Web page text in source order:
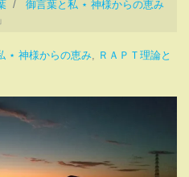
御言葉と私 ⋆ 神様からの恵み
⋆ 神様からの恵み, ＲＡＰＴ理論と